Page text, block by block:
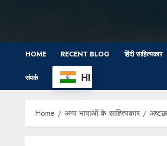
HOME RECENT BLOG हिंदी साहित्यकार
संपर्क HI
Home अन्य भाषाओं के साहित्यकार